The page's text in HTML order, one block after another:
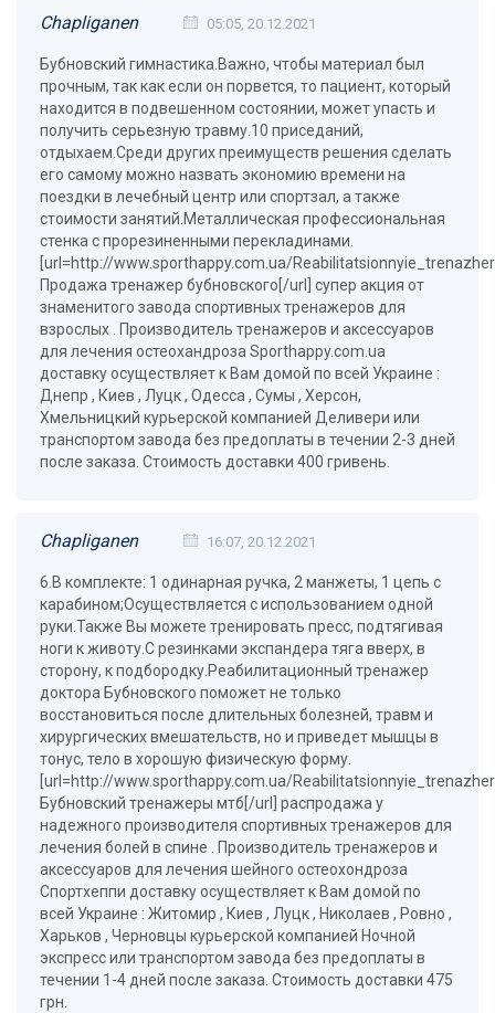
Chapliganen 05:05, 20.12.2021
Бубновский гимнастика.Важно, чтобы материал был
прочным, так как если он порвется, то пациент, который
находится в подвешенном состоянии, может упасть и
получить серьезную травму.10 приседаний,
отдыхаем.Среди других преимуществ решения сделать
его самому можно назвать экономию времени на
поездки в лечебный центр или спортзал, а также
стоимости занятий.Металлическая профессиональная
стенка с прорезиненными перекладинами.
[url=http://www.sporthappy.com.ua/
Продажа тренажер бубновского[/url] супер акция от
знаменитого завода спортивных тренажеров для
взрослых . Производитель тренажеров и аксессуаров
для лечения остеохандроза Sporthappy.com.ua
доставку осуществляет к Вам домой по всей Украине :
Днепр , Киев , Луцк , Одесса , Сумы , Херсон,
Хмельницкий курьерской компанией Деливери или
транспортом завода без предоплаты в течении 2-3 дней
после заказа. Стоимость доставки 400 гривень.
Chapliganen 16:07, 20.12.2021
6.В комплекте: 1 одинарная ручка, 2 манжеты, 1 цепь с
карабином;Осуществляется с использованием одной
руки.Также Вы можете тренировать пресс, подтягивая
ноги к животу.С резинками экспандера тяга вверх, в
сторону, к подбородку.Реабилитационный тренажер
доктора Бубновского поможет не только
восстановиться после длительных болезней, травм и
хирургических вмешательств, но и приведет мышцы в
тонус, тело в хорошую физическую форму.
[url=http://www.sporthappy.com.ua/
Бубновский тренажеры мтб[/url] распродажа у
надежного производителя спортивных тренажеров для
лечения болей в спине . Производитель тренажеров и
аксессуаров для лечения шейного остеохондроза
Спортхеппи доставку осуществляет к Вам домой по
всей Украине : Житомир , Киев , Луцк , Николаев , Ровно ,
Харьков , Черновцы курьерской компанией Ночной
экспресс или транспортом завода без предоплаты в
течении 1-4 дней после заказа. Стоимость доставки 475
грн.